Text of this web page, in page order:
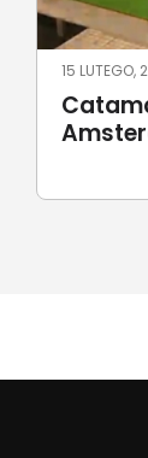
15 LUTEGO,